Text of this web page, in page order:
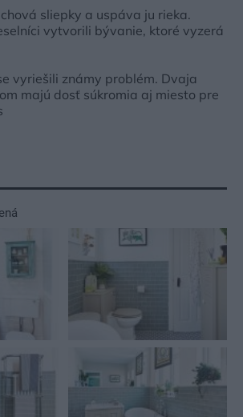
sliepky a uspáva ju rieka.
vytvorili bývanie, ktoré vyzerá
vyriešili známy problém. Dvaja
majú dosť súkromia aj miesto pre